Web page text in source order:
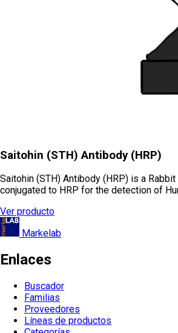
Saitohin (STH) Antibody (HRP)
Saitohin (STH) Antibody (HRP) is a
conjugated to HRP for the detection of
Ver producto
Markelab
Enlaces
Buscador
Familias
Proveedores
Líneas de productos